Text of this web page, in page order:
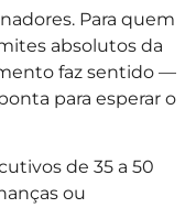
Para quem
absolutos da
faz sentido —
para esperar o
de 35 a 50
ou